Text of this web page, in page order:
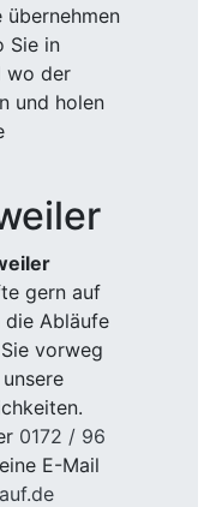
übernehmen
Sie in
wo der
und holen
gern auf
die Abläufe
vorweg
0172 / 96
E-Mail